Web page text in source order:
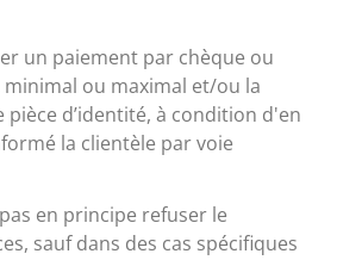
un paiement par chèque ou
ou maximal et/ou la
pièce d’identité, à condition d'en
la clientèle par voie
en principe refuser le
sauf dans des cas spécifiques